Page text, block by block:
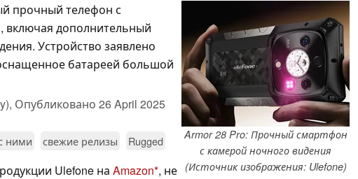
Armor 28 Pro: Прочный смартфон
с камерой ночного видения
(Источник изображения: Ulefone)
прочный телефон с
дополнительный
Устройство заявлено
батареей большой
Опубликовано 26 April 2025
ними свежие релизы Rugged
Ulefone на Amazon , не